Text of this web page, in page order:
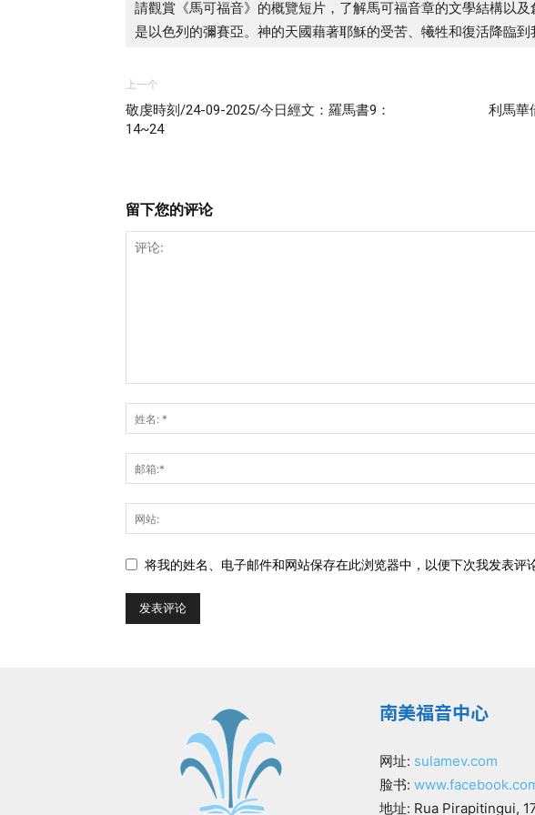
請觀賞《馬可福音》的概覽短片，了解馬可福音章的文學結構以
是以色列的彌賽亞。神的天國藉著耶穌的受苦、犧牲和復活降臨到
上一个
敬虔時刻/24-09-2025/今日經文：羅馬書9：
14~24
利馬華
留下您的评论
将我的姓名、电子邮件和网站保存在此浏览器中，以便下次我发表评论
南美福音中心
网址: sulamev.com
脸书:
地址: Rua Pirapitingui,